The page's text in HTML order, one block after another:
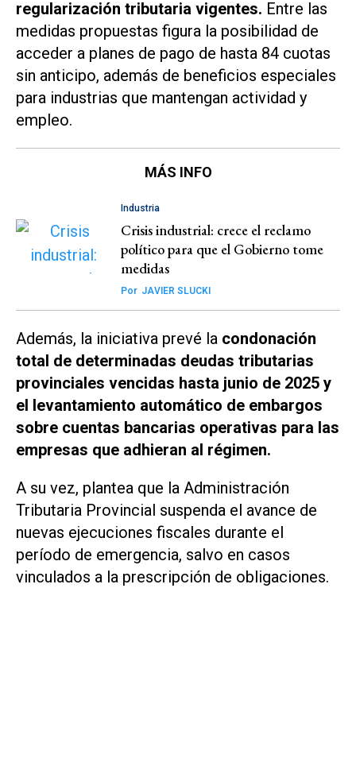
regularización tributaria vigentes. Entre las
medidas propuestas figura la posibilidad de
acceder a planes de pago de hasta 84 cuotas
sin anticipo, además de beneficios especiales
para industrias que mantengan actividad y
empleo.
MÁS INFO
Industria
Crisis industrial: crece el reclamo
político para que el Gobierno tome
medidas
Por JAVIER SLUCKI
Además, la iniciativa prevé la condonación
total de determinadas deudas tributarias
provinciales vencidas hasta junio de 2025 y
el levantamiento automático de embargos
sobre cuentas bancarias operativas para las
empresas que adhieran al régimen.
A su vez, plantea que la Administración
Tributaria Provincial suspenda el avance de
nuevas ejecuciones fiscales durante el
período de emergencia, salvo en casos
vinculados a la prescripción de obligaciones.